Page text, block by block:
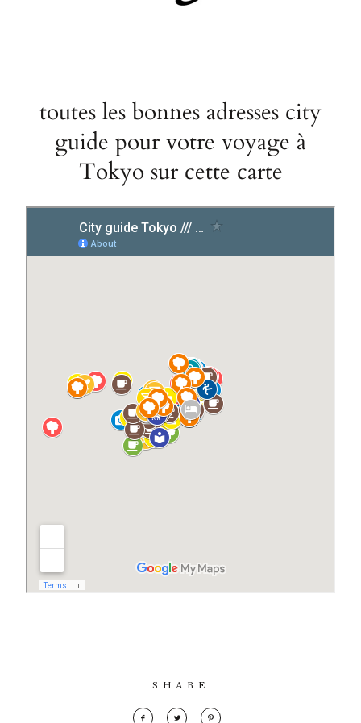
toutes les bonnes adresses city
guide pour votre voyage à
Tokyo sur cette carte
SHARE